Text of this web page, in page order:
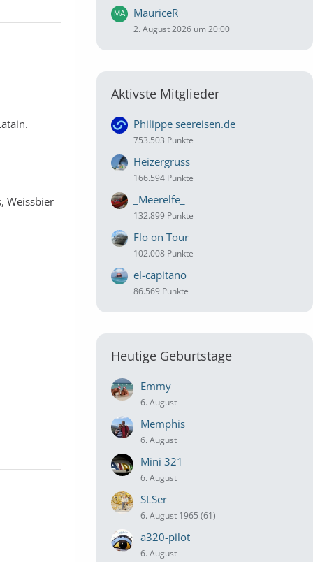
Weissbier
MauriceR
2. August 2026 um 20:00
Aktivste Mitglieder
Philippe seereisen.de
753.503 Punkte
Heizergruss
166.594 Punkte
_Meerelfe_
132.899 Punkte
Flo on Tour
102.008 Punkte
el-capitano
86.569 Punkte
Heutige Geburtstage
Emmy
6. August
Memphis
6. August
Mini 321
6. August
SLSer
6. August 1965 (61)
a320-pilot
6. August